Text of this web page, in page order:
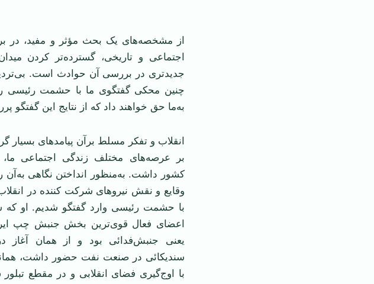
از مشخصههای يک بحث مؤثر و مفيد، در
اجتماعی و تاريخی، گستردهتر کردن
جديدتری در بررسی آن حوادث است. بی
چنين محکی گفتگوی ما با حشمت رئيسی
بهما حق خواهند داد که از نتايج اين گفتگو
انقلاب و تفکر مسلط برآن پيامدهای بسيار
بر عرصههای مختلف زندگی اجتماعی ما،
کشور داشت. بهمنظور انداختن نگاهی به آن
وقايع و نقش نيروهای شرکت کننده در
با حشمت رئيسی وارد گفتگو شديم. او که
اعضای فعال قویترين بخش جنبش چپ
يعنی جنبشفدائی بود و از همان آغاز
سنديکائی در صنعت نفت حضور داشت،
با اوجگيری فضای انقلابی و در مقطع